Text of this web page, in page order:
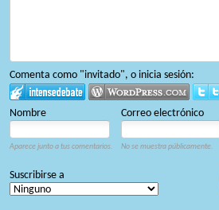
Comenta como "invitado", o inicia sesión:
Nombre Correo electrónico
Aparece junto a tus comentarios. No se muestra públicamente.
Suscribirse a